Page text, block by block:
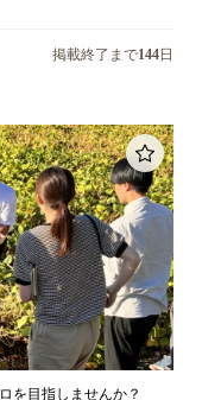
掲載終了まで144日
を目指しませんか？